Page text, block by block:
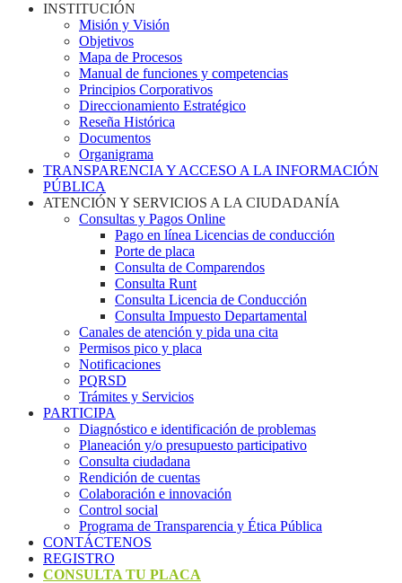
INSTITUCIÓN
Misión y Visión
Objetivos
Mapa de Procesos
Manual de funciones y competencias
Principios Corporativos
Direccionamiento Estratégico
Reseña Histórica
Documentos
Organigrama
TRANSPARENCIA Y ACCESO A LA INFORMACIÓN
PÚBLICA
ATENCIÓN Y SERVICIOS A LA CIUDADANÍA
Consultas y Pagos Online
Pago en línea Licencias de conducción
Porte de placa
Consulta de Comparendos
Consulta Runt
Consulta Licencia de Conducción
Consulta Impuesto Departamental
Canales de atención y pida una cita
Permisos pico y placa
Notificaciones
PQRSD
Trámites y Servicios
PARTICIPA
Diagnóstico e identificación de problemas
Planeación y/o presupuesto participativo​
Consulta ciudadana
Rendición de cuentas
Colaboración e innovación
Control social
Programa de Transparencia y Ética Pública
CONTÁCTENOS
REGISTRO
CONSULTA TU PLACA